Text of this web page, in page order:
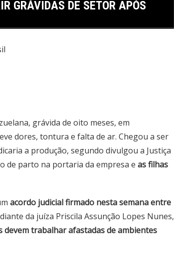
GRÁVIDAS DE SETOR APÓS
grávida de oito meses, em
dores, tontura e falta de ar. Chegou a ser
a produção, segundo divulgou a Justiça
de parto na portaria da empresa e as filhas
acordo judicial firmado nesta semana entre
da juíza Priscila Assunção Lopes Nunes,
devem trabalhar afastadas de ambientes